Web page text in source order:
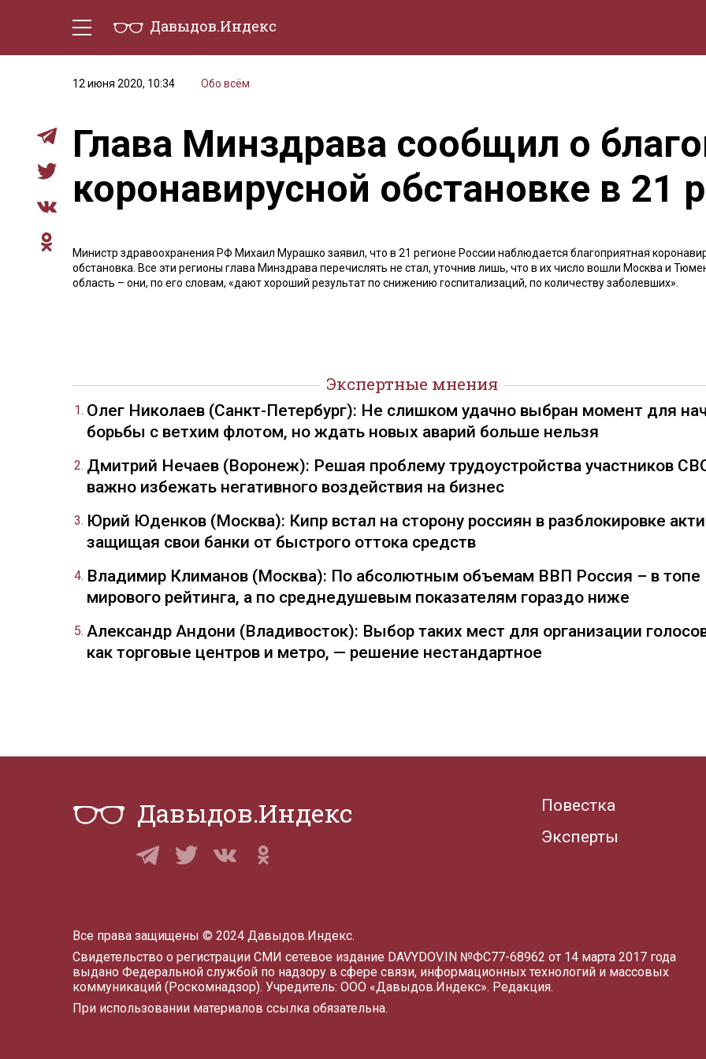
Давыдов.Индекс
12 июня 2020, 10:34
Обо всём
Глава Минздрава сообщил о
коронавирусной обстановке в 21
Министр здравоохранения РФ Михаил Мурашко заявил, что в 21 регионе России наблюдается благоприятная
обстановка. Все эти регионы глава Минздрава перечислять не стал, уточнив лишь, что в их число вошли Москва и
область – они, по его словам, «дают хороший результат по снижению госпитализаций, по количеству заболевших».
Экспертные мнения
Олег Николаев (Санкт-Петербург): Не слишком удачно выбран момент для
борьбы с ветхим флотом, но ждать новых аварий больше нельзя
Дмитрий Нечаев (Воронеж): Решая проблему трудоустройства участников
важно избежать негативного воздействия на бизнес
Юрий Юденков (Москва): Кипр встал на сторону россиян в разблокировке
защищая свои банки от быстрого оттока средств
Владимир Климанов (Москва): По абсолютным объемам ВВП Россия – в топе
мирового рейтинга, а по среднедушевым показателям гораздо ниже
Александр Андони (Владивосток): Выбор таких мест для организации
как торговые центров и метро, — решение нестандартное
Давыдов.Индекс
Повестка
Эксперты
Все права защищены © 2024 Давыдов.Индекс.
Свидетельство о регистрации СМИ сетевое издание DAVYDOV.IN №ФС77-68962 от 14 марта 2017 года
выдано Федеральной службой по надзору в сфере связи, информационных технологий и массовых
коммуникаций (Роскомнадзор). Учредитель: ООО «Давыдов.Индекс». Редакция.
При использовании материалов ссылка обязательна.